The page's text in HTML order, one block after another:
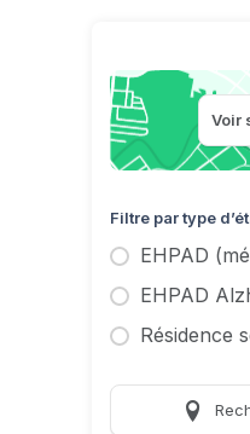
Voir
Filtre par type
EHPAD
EHPAD
Résidence